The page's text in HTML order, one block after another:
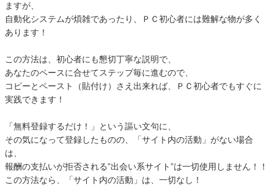
ますが、
自動化システムが煩雑であったり、ＰＣ初心者には難解な物が多く
あります！
この方法は、初心者にも懇切丁寧な説明で、
あなたのペースに合せてステップ毎に進むので、
コピーとペースト（貼付け）さえ出来れば、ＰＣ初心者でもすぐに
実践できます！
「無料登録するだけ！」という謳い文句に、
その気になって登録したものの、「サイト内の活動」がない場合
は、
報酬の支払いが拒否される”出会い系サイト”は一切使用しません！！
この方法なら、「サイト内の活動」は、一切なし！